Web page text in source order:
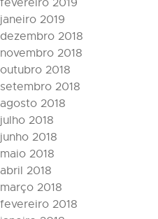
fevereiro 2019
janeiro 2019
dezembro 2018
novembro 2018
outubro 2018
setembro 2018
agosto 2018
julho 2018
junho 2018
maio 2018
abril 2018
março 2018
fevereiro 2018